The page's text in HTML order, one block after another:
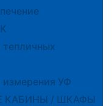
УФ
КАБИНЫ / ШКАФЫ